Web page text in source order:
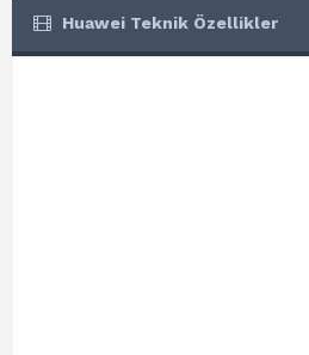
Huawei Teknik Özellikler